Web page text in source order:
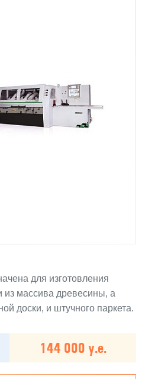
для изготовления
из массива древесины, а
доски, и штучного паркета.
144 000 у.е.